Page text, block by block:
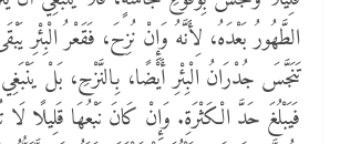
الطَّهُورُ بَعْدَهُ، لِأَنَّهُ وَإِنْ نُزِحَ، فَقَعْرُ الْبِئْرِ
تَنَجَّسَ جُدْرَانُ الْبِئْرِ أَيْضًا، بِالنَّزْحِ، بَلْ
فَيَبْلُغَ حَدَّ الْكَثْرَةِ. وَإِنْ كَانَ نَبْعُهَا قَلِيلًا لَا